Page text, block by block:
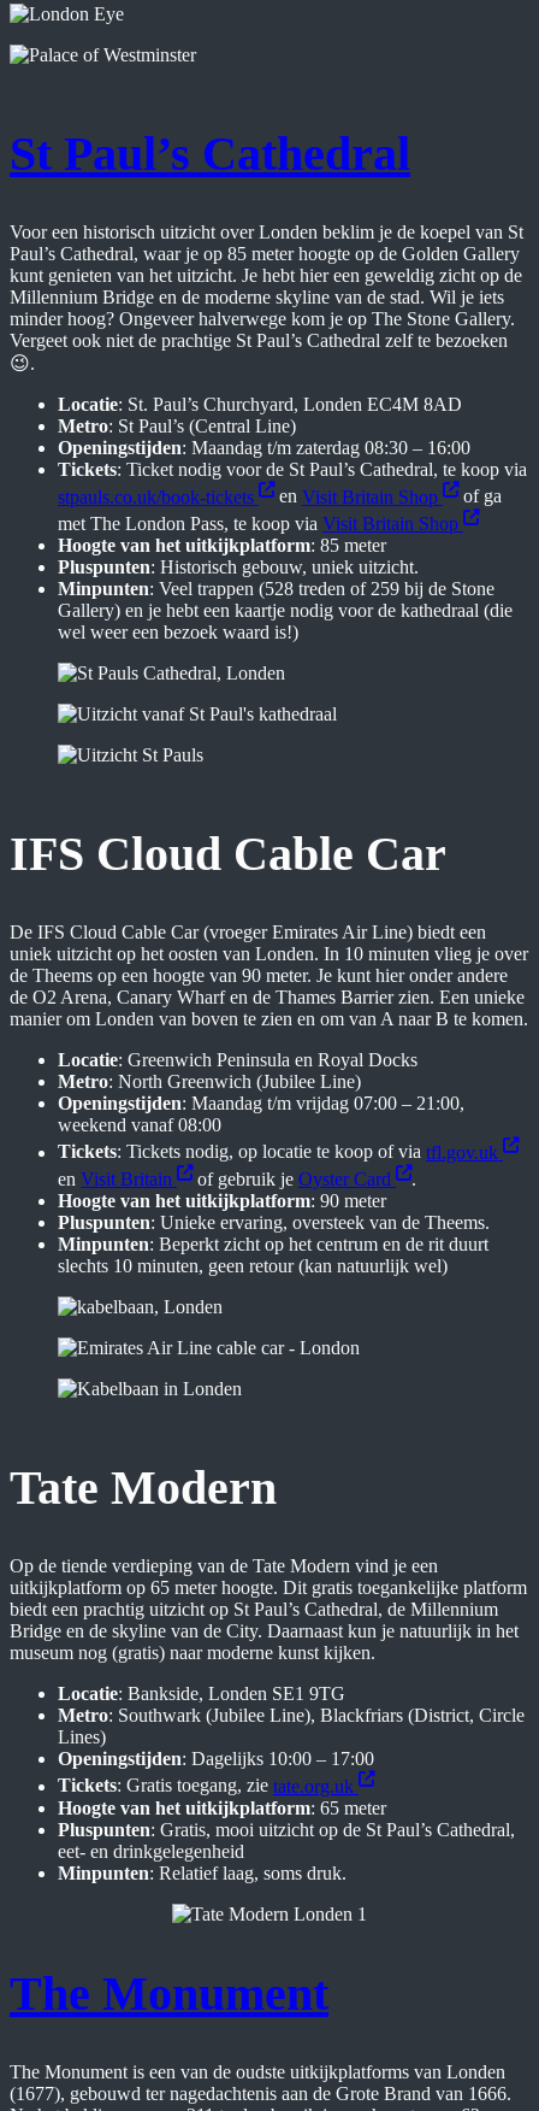
St Paul’s Cathedral
Voor een historisch uitzicht over Londen beklim je de koepel van St
Paul’s Cathedral, waar je op 85 meter hoogte op de Golden Gallery
kunt genieten van het uitzicht. Je hebt hier een geweldig zicht op de
Millennium Bridge en de moderne skyline van de stad. Wil je iets
minder hoog? Ongeveer halverwege kom je op The Stone Gallery.
Vergeet ook niet de prachtige St Paul’s Cathedral zelf te bezoeken
😉.
Locatie: St. Paul’s Churchyard, Londen EC4M 8AD
Metro: St Paul’s (Central Line)
Openingstijden: Maandag t/m zaterdag 08:30 – 16:00
Tickets: Ticket nodig voor de St Paul’s Cathedral, te koop via
stpauls.co.uk/book-tickets
en Visit Britain Shop
of ga
met The London Pass, te koop via Visit Britain Shop
Hoogte van het uitkijkplatform: 85 meter
Pluspunten: Historisch gebouw, uniek uitzicht.
Minpunten: Veel trappen (528 treden of 259 bij de Stone
Gallery) en je hebt een kaartje nodig voor de kathedraal (die
wel weer een bezoek waard is!)
IFS Cloud Cable Car
De IFS Cloud Cable Car (vroeger Emirates Air Line) biedt een
uniek uitzicht op het oosten van Londen. In 10 minuten vlieg je over
de Theems op een hoogte van 90 meter. Je kunt hier onder andere
de O2 Arena, Canary Wharf en de Thames Barrier zien. Een unieke
manier om Londen van boven te zien en om van A naar B te komen.
Locatie: Greenwich Peninsula en Royal Docks
Metro: North Greenwich (Jubilee Line)
Openingstijden: Maandag t/m vrijdag 07:00 – 21:00,
weekend vanaf 08:00
Tickets: Tickets nodig, op locatie te koop of via tfl.gov.uk
en Visit Britain of gebruik je Oyster Card
.
Hoogte van het uitkijkplatform: 90 meter
Pluspunten: Unieke ervaring, oversteek van de Theems.
Minpunten: Beperkt zicht op het centrum en de rit duurt
slechts 10 minuten, geen retour (kan natuurlijk wel)
Tate Modern
Op de tiende verdieping van de Tate Modern vind je een
uitkijkplatform op 65 meter hoogte. Dit gratis toegankelijke platform
biedt een prachtig uitzicht op St Paul’s Cathedral, de Millennium
Bridge en de skyline van de City. Daarnaast kun je natuurlijk in het
museum nog (gratis) naar moderne kunst kijken.
Locatie: Bankside, Londen SE1 9TG
Metro: Southwark (Jubilee Line), Blackfriars (District, Circle
Lines)
Openingstijden: Dagelijks 10:00 – 17:00
Tickets: Gratis toegang, zie tate.org.uk
Hoogte van het uitkijkplatform: 65 meter
Pluspunten: Gratis, mooi uitzicht op de St Paul’s Cathedral,
eet- en drinkgelegenheid
Minpunten: Relatief laag, soms druk.
The Monument
The Monument is een van de oudste uitkijkplatforms van Londen
(1677), gebouwd ter nagedachtenis aan de Grote Brand van 1666.